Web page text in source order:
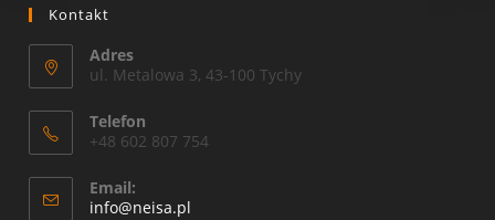
Kontakt
Adres
ul. Metalowa 3, 43-100 Tychy
Telefon
+48 602 807 754
Email:
info@neisa.pl